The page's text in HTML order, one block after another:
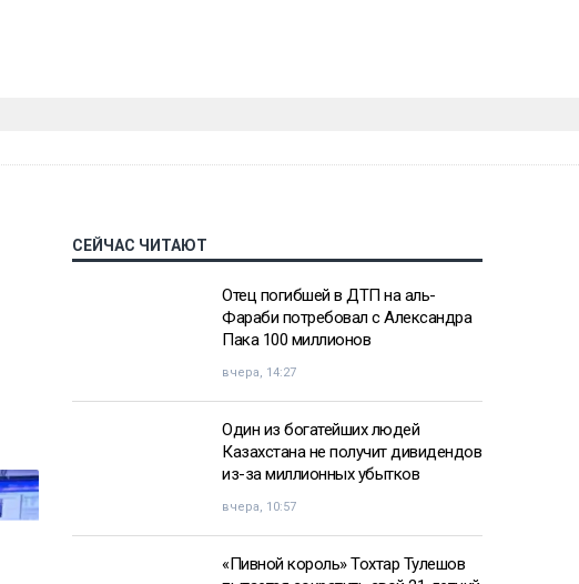
СЕЙЧАС ЧИТАЮТ
Отец погибшей в ДТП на аль-
Фараби потребовал с Александра
Пака 100 миллионов
вчера, 14:27
Один из богатейших людей
Казахстана не получит дивидендов
из-за миллионных убытков
вчера, 10:57
«Пивной король» Тохтар Тулешов